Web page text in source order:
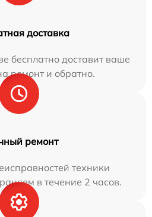
доставка
бесплатно доставит ваше
ремонт и обратно.
ремонт
техники
в течение 2 часов.